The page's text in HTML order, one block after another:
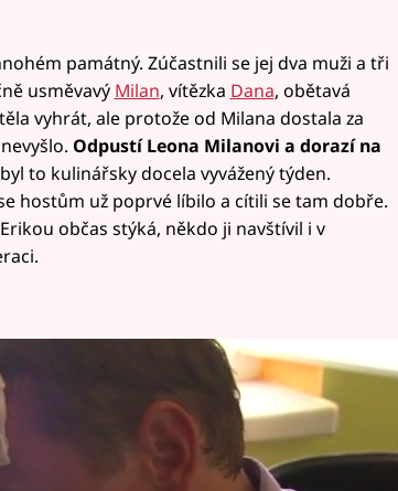
památný. Zúčastnili se jej dva muži a tři
usměvavý Milan, vítězka Dana, obětavá
vyhrát, ale protože od Milana dostala za
Odpustí Leona Milanovi a dorazí na
to kulinářsky docela vyvážený týden.
hostům už poprvé líbilo a cítili se tam dobře.
občas stýká, někdo ji navštívil i v